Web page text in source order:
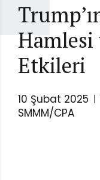
Hamlesi
Etkileri
10 Şubat 2025
SMMM/CPA